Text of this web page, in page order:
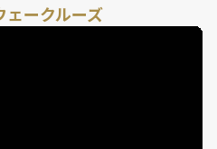
ェークルーズ